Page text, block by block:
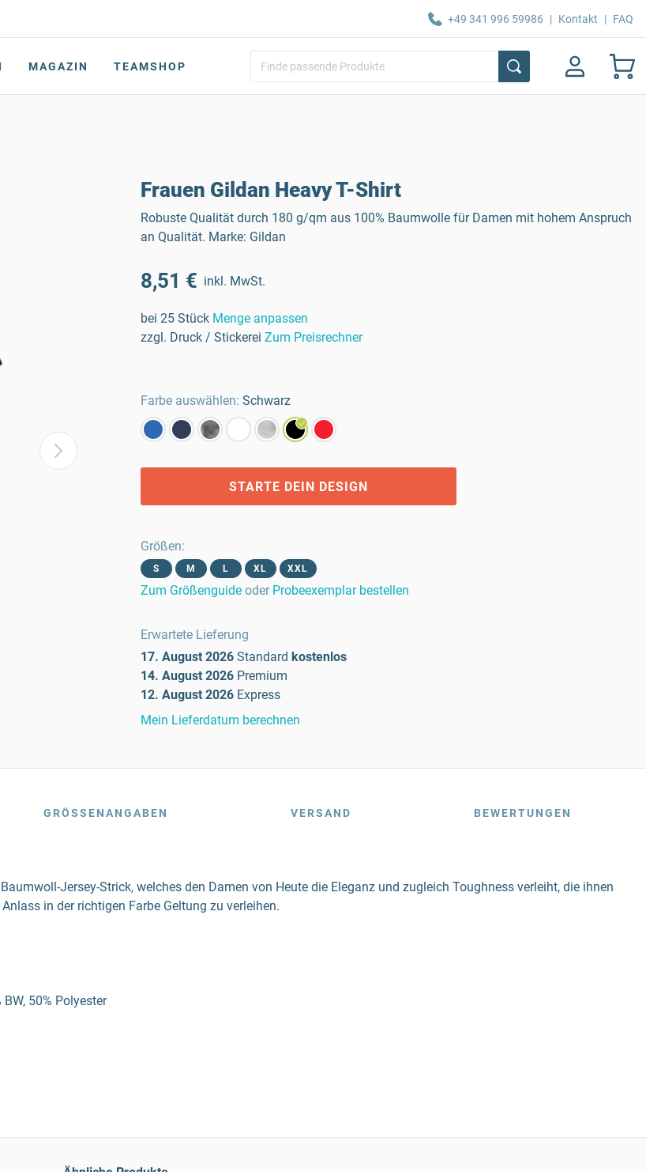
+49 341 996 59986 | Kontakt | FAQ
MAGAZIN TEAMSHOP
Frauen Gildan Heavy T-Shirt
Robuste Qualität durch 180 g/qm aus 100% Baumwolle für Damen mit hohem Anspruch
an Qualität. Marke: Gildan
8,51 € inkl. MwSt.
bei 25 Stück Menge anpassen
zzgl. Druck / Stickerei Zum Preisrechner
Farbe auswählen: Schwarz
STARTE DEIN DESIGN
Größen:
S M L XL XXL
Zum Größenguide oder Probeexemplar bestellen
Erwartete Lieferung
17. August 2026 Standard kostenlos
14. August 2026 Premium
12. August 2026 Express
Mein Lieferdatum berechnen
GRÖSSENANGABEN VERSAND BEWERTUNGEN
Jersey-Strick, welches den Damen von Heute die Eleganz und zugleich Toughness verleiht, die ihnen
in der richtigen Farbe Geltung zu verleihen.
50% Polyester